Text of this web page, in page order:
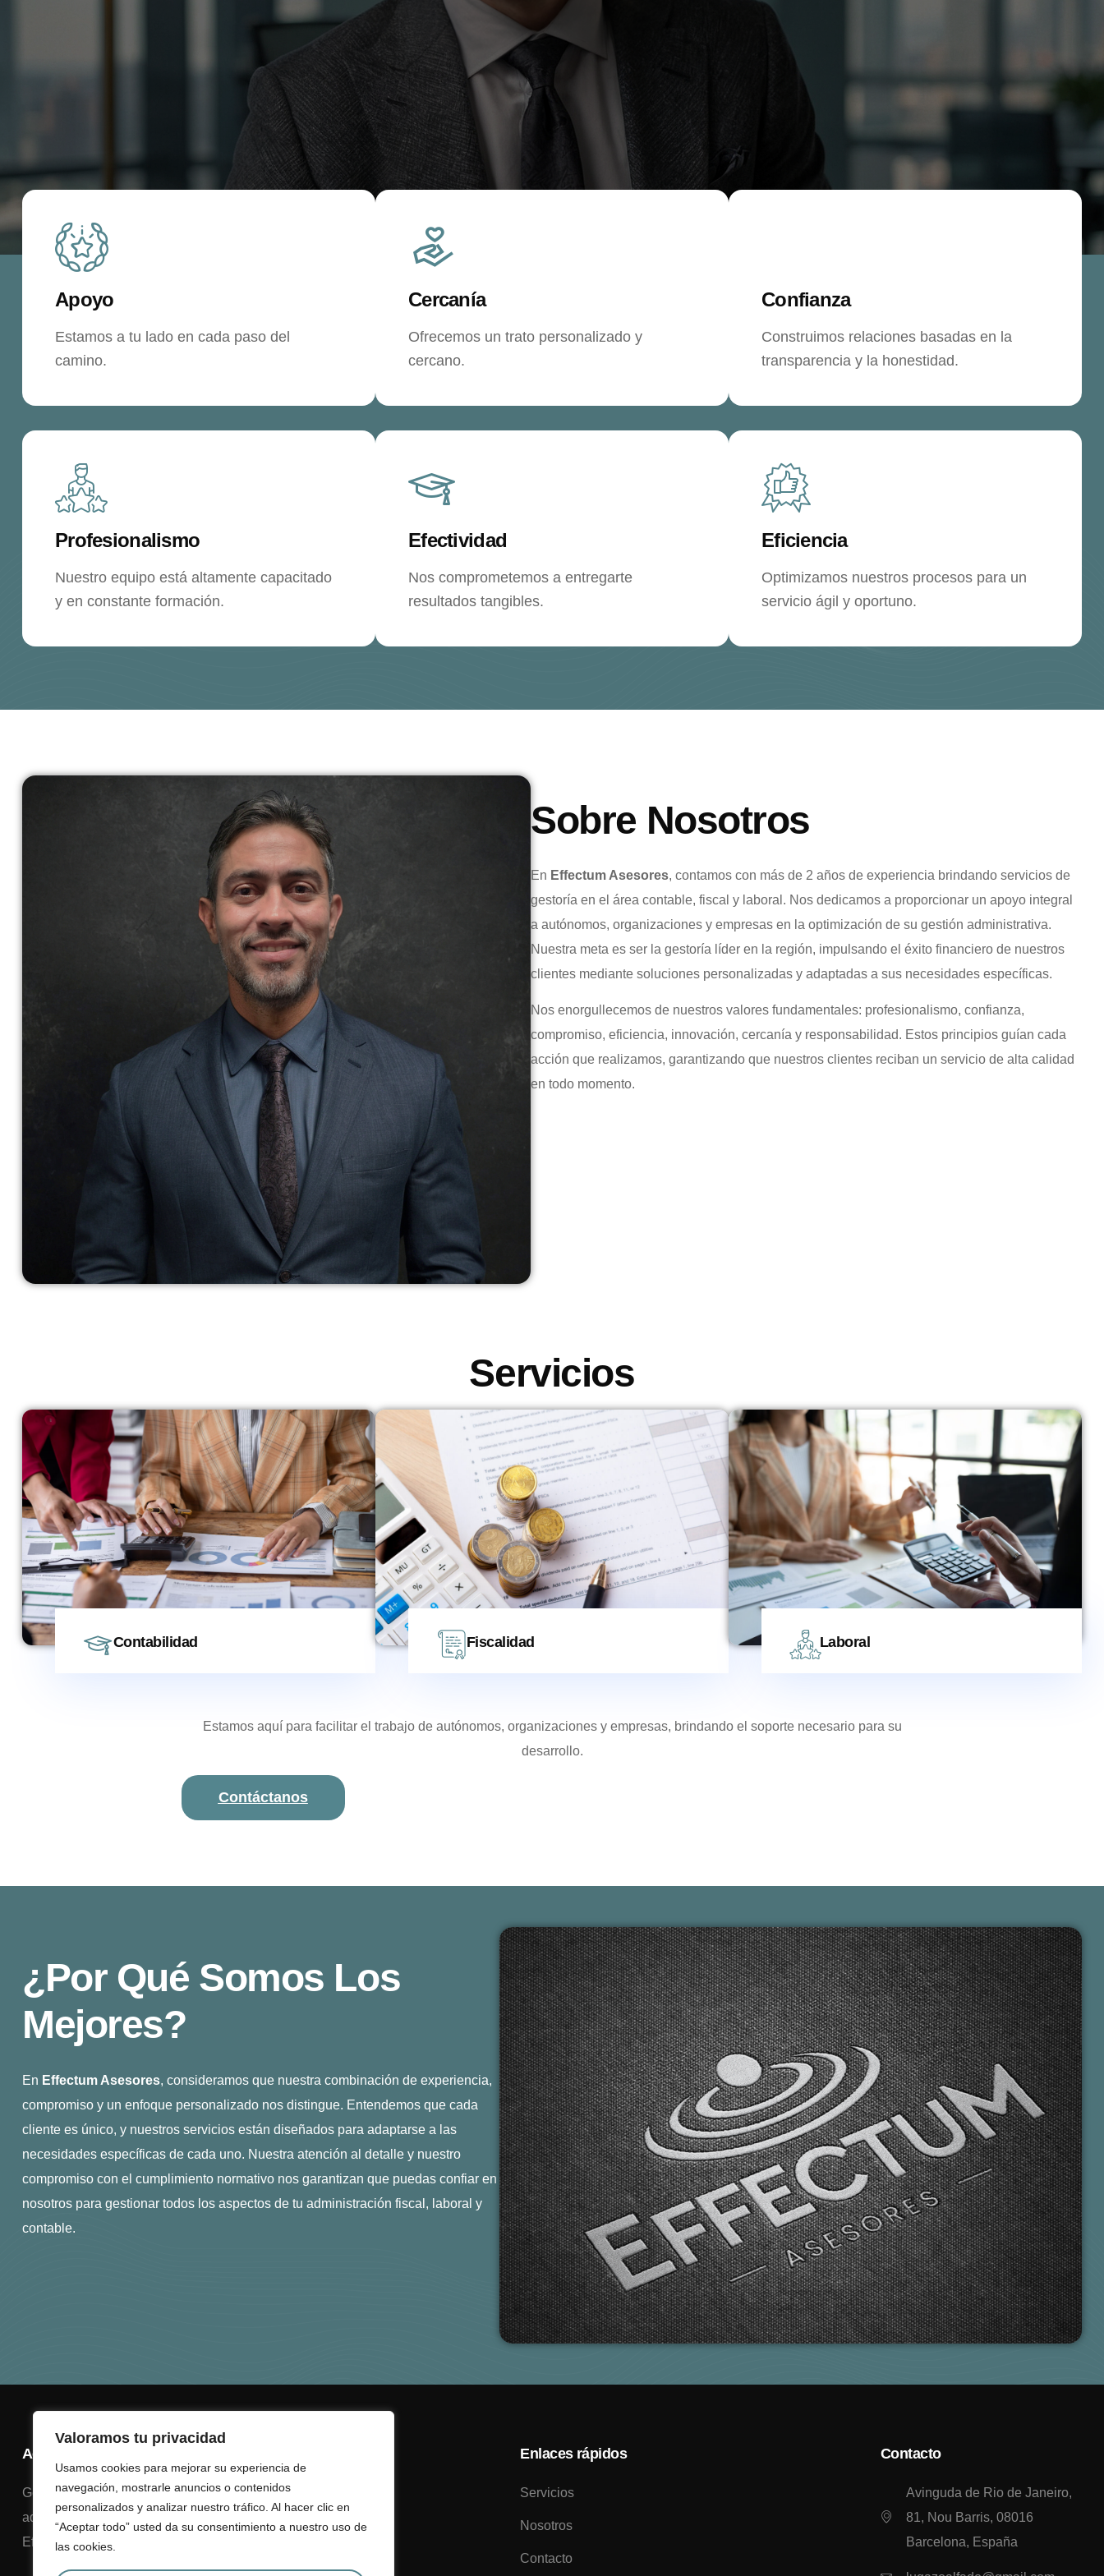
Valoramos tu privacidad
Usamos cookies para mejorar su experiencia de
navegación, mostrarle anuncios o contenidos
personalizados y analizar nuestro tráfico. Al hacer clic en
“Aceptar todo” usted da su consentimiento a nuestro uso de
las cookies.
Apoyo
Estamos a tu lado en cada paso del
camino.
Cercanía
Ofrecemos un trato personalizado y
cercano.
Confianza
Construimos relaciones basadas en la
transparencia y la honestidad.
Profesionalismo
Nuestro equipo está altamente capacitado
y en constante formación.
Efectividad
Nos comprometemos a entregarte
resultados tangibles.
Eficiencia
Optimizamos nuestros procesos para un
servicio ágil y oportuno.
Sobre Nosotros
En Effectum Asesores, contamos con más de 2 años de experiencia brindando servicios de
gestoría en el área contable, fiscal y laboral. Nos dedicamos a proporcionar un apoyo integral
a autónomos, organizaciones y empresas en la optimización de su gestión administrativa.
Nuestra meta es ser la gestoría líder en la región, impulsando el éxito financiero de nuestros
clientes mediante soluciones personalizadas y adaptadas a sus necesidades específicas.
Nos enorgullecemos de nuestros valores fundamentales: profesionalismo, confianza,
compromiso, eficiencia, innovación, cercanía y responsabilidad. Estos principios guían cada
acción que realizamos, garantizando que nuestros clientes reciban un servicio de alta calidad
en todo momento.
Servicios
Contabilidad Fiscalidad Laboral
Estamos aquí para facilitar el trabajo de autónomos, organizaciones y empresas, brindando el soporte necesario para su
desarrollo.
Contáctanos
¿Por Qué Somos Los
Mejores?
En Effectum Asesores, consideramos que nuestra combinación de experiencia,
compromiso y un enfoque personalizado nos distingue. Entendemos que cada
cliente es único, y nuestros servicios están diseñados para adaptarse a las
necesidades específicas de cada uno. Nuestra atención al detalle y nuestro
compromiso con el cumplimiento normativo nos garantizan que puedas confiar en
nosotros para gestionar todos los aspectos de tu administración fiscal, laboral y
contable.
Acerca de nosotros
Gestoría especializada en contabilidad, fiscalidad y
administración laboral para empresas y autónomos.
Eficiencia, confianza y compromiso en cada servicio.
Enlaces rápidos
Servicios
Nosotros
Contacto
Contacto
Avinguda de Rio de Janeiro,
81, Nou Barris, 08016
Barcelona, España